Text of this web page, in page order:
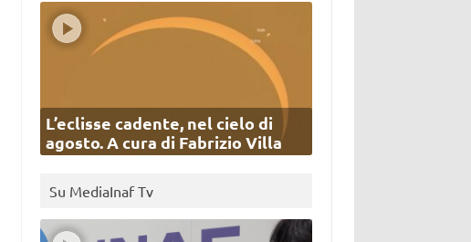
L’eclisse cadente, nel cielo di
agosto. A cura di Fabrizio Villa
Su MediaInaf Tv